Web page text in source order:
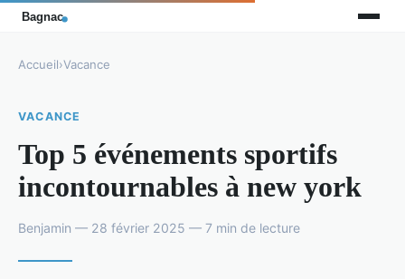
Accueil›Vacance
VACANCE
Top 5 événements sportifs
incontournables à new york
Benjamin — 28 février 2025 — 7 min de lecture